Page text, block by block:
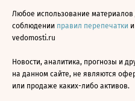
Любое использование материалов
соблюдении правил перепечатки
vedomosti.ru
Новости, аналитика, прогнозы и
на данном сайте, не являются
или продаже каких-либо активов.